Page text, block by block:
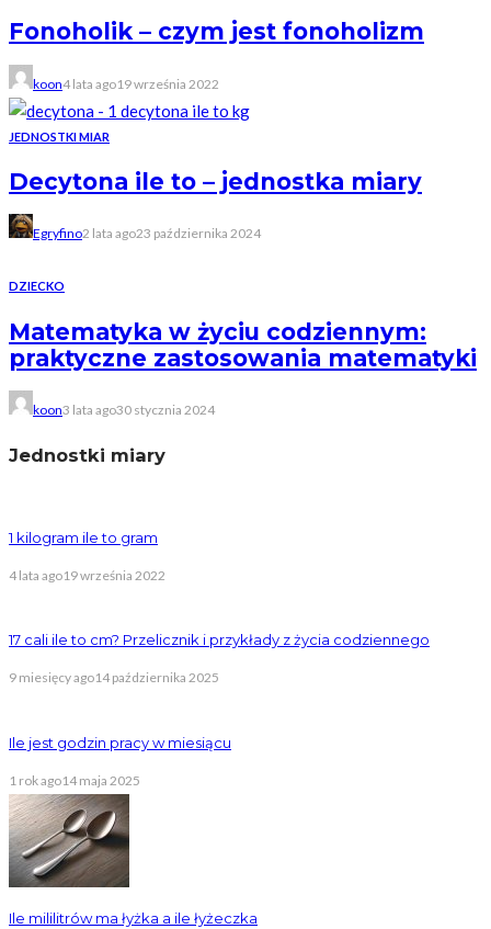
Fonoholik – czym jest fonoholizm
koon4 lata ago19 września 2022
JEDNOSTKI MIAR
Decytona ile to – jednostka miary
Egryfino2 lata ago23 października 2024
DZIECKO
Matematyka w życiu codziennym:
praktyczne zastosowania matematyki
koon3 lata ago30 stycznia 2024
Jednostki miary
1 kilogram ile to gram
4 lata ago19 września 2022
17 cali ile to cm? Przelicznik i przykłady z życia codziennego
9 miesięcy ago14 października 2025
Ile jest godzin pracy w miesiącu
1 rok ago14 maja 2025
Ile mililitrów ma łyżka a ile łyżeczka